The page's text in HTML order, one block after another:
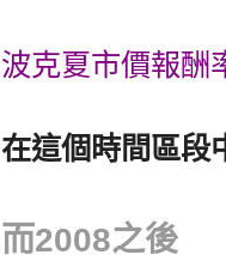
波克夏市價報酬
在這個時間區段
而2008之後